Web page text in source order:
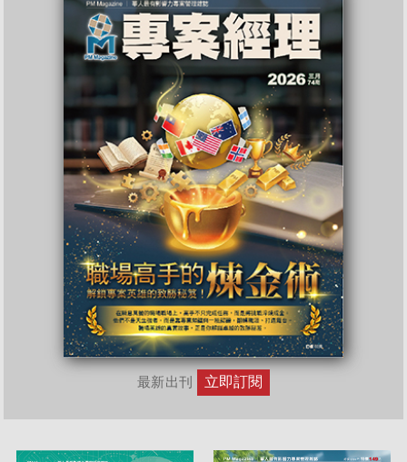
最新出刊 立即訂閱